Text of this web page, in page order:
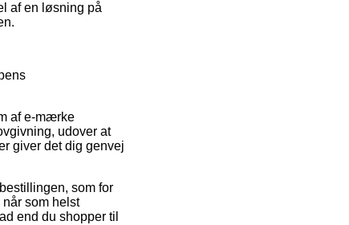
af en løsning på
af e-mærke
udover at
giver det dig genvej
som for
som helst
end du shopper til